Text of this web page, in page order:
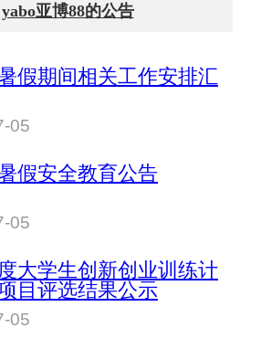
yabo亚博88的公告
假期间相关工作安排汇
05
假安全教育公告
05
大学生创新创业训练计
目评选结果公示
05